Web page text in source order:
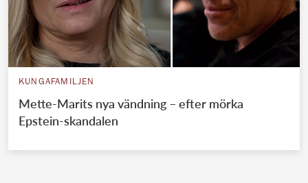
KUNGAFAMILJEN
Mette-Marits nya vändning – efter mörka
Epstein-skandalen